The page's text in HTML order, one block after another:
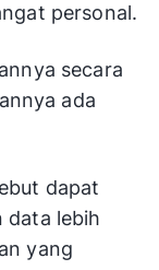
personal.
secara
ada
dapat
data lebih
yang